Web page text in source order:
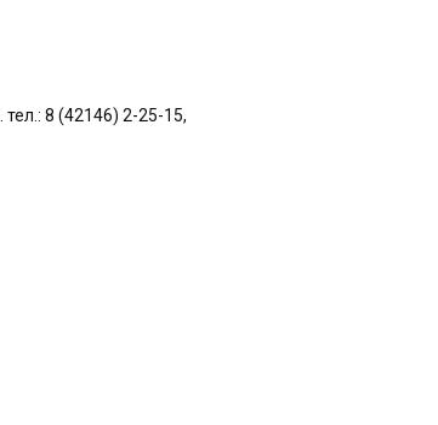
8 (42146) 2-25-15,